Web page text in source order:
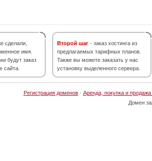
сделали,
имя.
будут заказ
сайта.
Второй шаг - заказ хостинга из
предлагаемых тарифных планов.
Также вы можете заказать у нас
установку выделенного сервера.
Регистрация доменов· Аренда, покупка и
Домен